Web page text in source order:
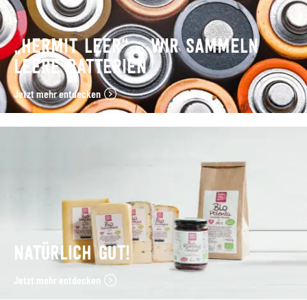
„HERMIT LEER“ – WIR SAMMELN
LEERE BATTERIEN
Jetzt mehr entdecken
NATÜRLICH GUT!
Jetzt mehr entdecken